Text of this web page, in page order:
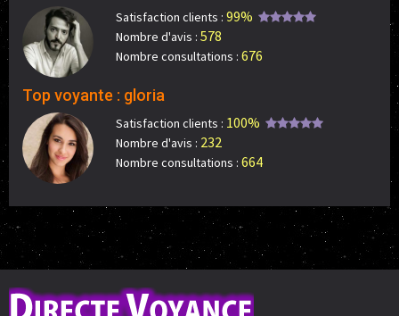
Satisfaction clients : 99%
Nombre d'avis : 578
Nombre consultations : 676
Top voyante : gloria
Satisfaction clients : 100%
Nombre d'avis : 232
Nombre consultations : 664